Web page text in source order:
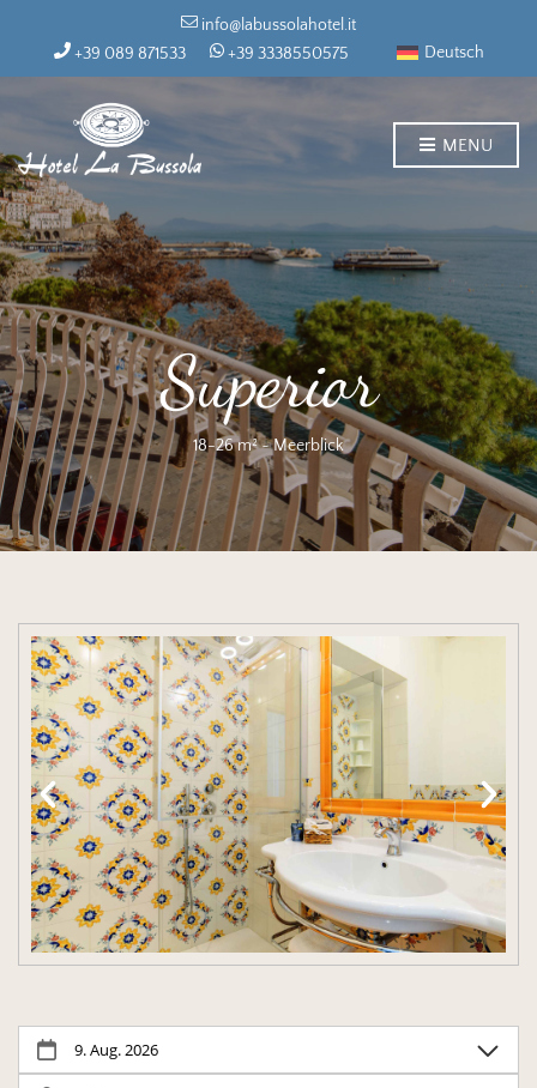
info@labussolahotel.it
+39 089 871533
+39 3338550575 Deutsch
MENU
Superior
18-26 m² ~ Meerblick